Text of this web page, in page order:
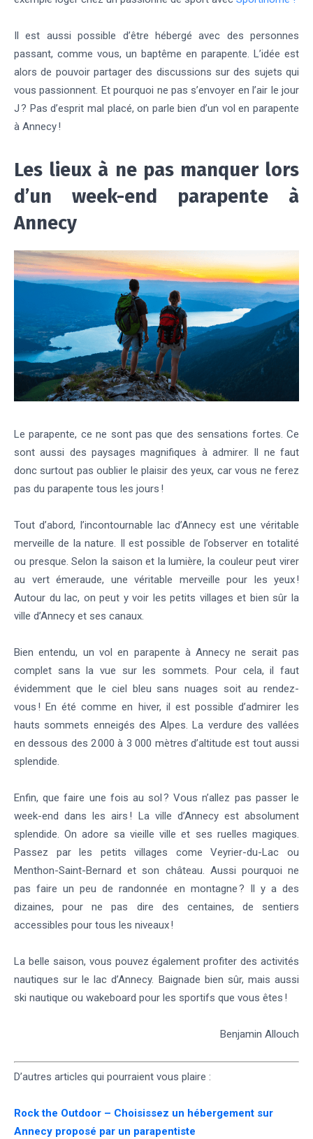
Il est aussi possible d’être hébergé avec des personnes
passant, comme vous, un baptême en parapente. L’idée est
alors de pouvoir partager des discussions sur des sujets qui
vous passionnent. Et pourquoi ne pas s’envoyer en l’air le jour
J ? Pas d’esprit mal placé, on parle bien d’un vol en parapente
à Annecy !
Les lieux à ne pas manquer lors
d’un week-end parapente à
Annecy
Le parapente, ce ne sont pas que des sensations fortes. Ce
sont aussi des paysages magnifiques à admirer. Il ne faut
donc surtout pas oublier le plaisir des yeux, car vous ne ferez
pas du parapente tous les jours !
Tout d’abord, l’incontournable lac d’Annecy est une véritable
merveille de la nature. Il est possible de l’observer en totalité
ou presque. Selon la saison et la lumière, la couleur peut virer
au vert émeraude, une véritable merveille pour les yeux !
Autour du lac, on peut y voir les petits villages et bien sûr la
ville d’Annecy et ses canaux.
Bien entendu, un vol en parapente à Annecy ne serait pas
complet sans la vue sur les sommets. Pour cela, il faut
évidemment que le ciel bleu sans nuages soit au rendez-
vous ! En été comme en hiver, il est possible d’admirer les
hauts sommets enneigés des Alpes. La verdure des vallées
en dessous des 2 000 à 3 000 mètres d’altitude est tout aussi
splendide.
Enfin, que faire une fois au sol ? Vous n’allez pas passer le
week-end dans les airs ! La ville d’Annecy est absolument
splendide. On adore sa vieille ville et ses ruelles magiques.
Passez par les petits villages come Veyrier-du-Lac ou
Menthon-Saint-Bernard et son château. Aussi pourquoi ne
pas faire un peu de randonnée en montagne ? Il y a des
dizaines, pour ne pas dire des centaines, de sentiers
accessibles pour tous les niveaux !
La belle saison, vous pouvez également profiter des activités
nautiques sur le lac d’Annecy. Baignade bien sûr, mais aussi
ski nautique ou wakeboard pour les sportifs que vous êtes !
Benjamin Allouch
D’autres articles qui pourraient vous plaire :
Rock the Outdoor – Choisissez un hébergement sur
Annecy proposé par un parapentiste